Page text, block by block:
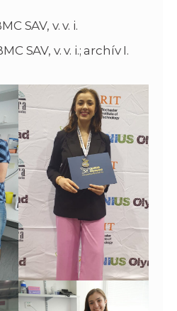
SAV, v. v. i.
SAV, v. v. i.; archív I.